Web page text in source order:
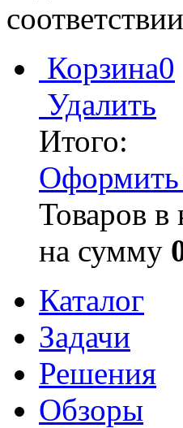
Корзина0
Удалить
Итого:
Оформить
Товаров в
на сумму
Каталог
Задачи
Решения
Обзоры